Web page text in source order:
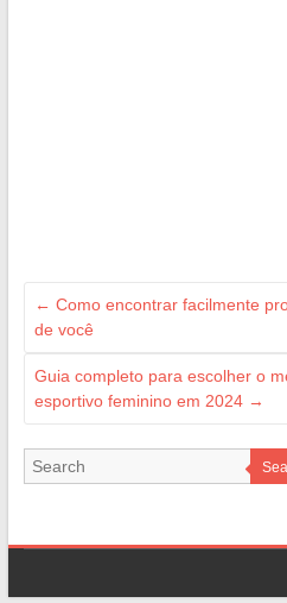
← Como encontrar facilmente
de você
Guia completo para escolher o
esportivo feminino em 2024 →